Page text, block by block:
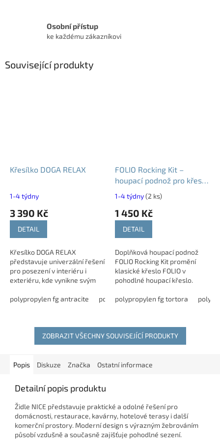
Osobní přístup
ke každému zákazníkovi
Související produkty
Křesílko DOGA RELAX
1-4 týdny
3 390 Kč
DETAIL
Křesílko DOGA RELAX
představuje univerzální řešení
pro posezení v interiéru i
exteriéru, kde vynikne svým
snadnou údržbou.Díky
polypropylen fg antracite polypropylen fg bianco
FOLIO Rocking Kit –
houpací podnož pro křeslo
1-4 týdny(2 ks)
1 450 Kč
DETAIL
Doplňková houpací podnož
FOLIO Rocking Kit promění
klasické křeslo FOLIO v
pohodlné houpací křeslo.
pro ještě větší komfort při
polypropylen fg tortora
ZOBRAZIT VŠECHNY SOUVISEJÍCÍ PRODUKTY
Popis Diskuze Značka Ostatní informace
Detailní popis produktu
Židle NICE představuje praktické a odolné řešení pro
domácnosti, restaurace, kavárny, hotelové terasy i další
komerční prostory. Moderní design s výrazným žebrováním
působí vzdušně a současně zajišťuje pohodlné sezení.